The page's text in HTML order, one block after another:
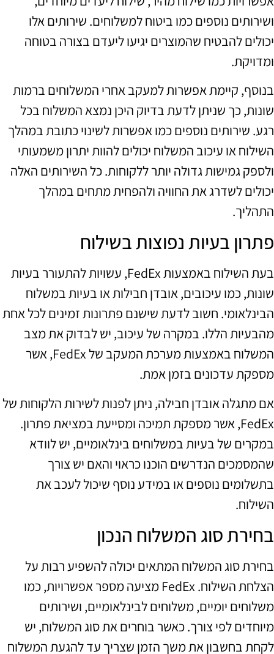
ושירותים נוספים כמו ביטוח למשלוחים. שירותים אלו
יכולים להבטיח שהמוצרים יגיעו ליעדם בצורה בטוחה
ומדויקת.
בנוסף, קיימת אפשרות למעקב אחרי המשלוחים ברמות
שונות, כך שניתן לדעת בדיוק היכן נמצא המשלוח בכל
רגע. שירותים נוספים כמו אפשרות לשינוי כתובת במהלך
השילוח או עיכוב המשלוח יכולים להוות יתרון משמעותי
ולספק גמישות גדולה יותר ללקוחות. כל השירותים האלה
יכולים לשדרג את החוויה ולהפחית מתחים במהלך
התהליך.
פתרון בעיות נפוצות בשילוח
בעת השילוח באמצעות FedEx, עשויות להתעורר בעיות
שונות, כמו עיכובים, אובדן חבילות או בעיות במשלוח
הבינלאומי. חשוב לדעת שישנם פתרונות זמינים לכל אחת
מהבעיות הללו. במקרה של עיכוב, יש לבדוק את מצב
המשלוח באמצעות מערכת המעקב של FedEx, אשר
מספקת עדכונים בזמן אמת.
אם מתגלה אובדן חבילה, ניתן לפנות לשירות הלקוחות של
FedEx, אשר מספקת תמיכה ומסייעת במציאת פתרון.
במקרים של בעיות במשלוחים בינלאומיים, יש לוודא
שהמסמכים הנדרשים הוכנו כראוי והאם יש צורך
בתשלומים נוספים או במידע נוסף שיכול לעכב את
השילוח.
בחירת סוג המשלוח הנכון
בחירת סוג המשלוח המתאים יכולה להשפיע רבות על
הצלחת השילוח. FedEx מציעה מספר אפשרויות, כמו
משלוחים יומיים, משלוחים לבינלאומיים, ושירותים
מיוחדים לפי צורך. כאשר בוחרים את סוג המשלוח, יש
לקחת בחשבון את משך הזמן שצריך עד להגעת המשלוח